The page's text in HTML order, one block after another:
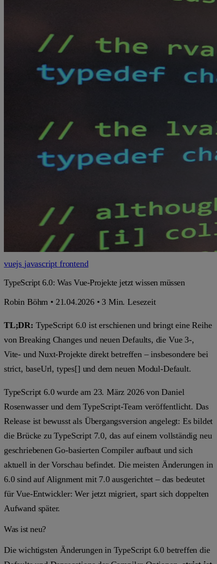
vuejs javascript frontend
TypeScript 6.0: Was Vue-Projekte jetzt wissen müssen
Robin Böhm • 21.04.2026 • 3 Min. Lesezeit
TL;DR: TypeScript 6.0 ist erschienen und bringt eine Reihe
von Breaking Changes und neuen Defaults, die Vue 3-,
Vite- und Nuxt-Projekte direkt betreffen – insbesondere bei
strict, baseUrl, types[] und dem neuen Modul-Default.
TypeScript 6.0 wurde am 23. März 2026 von Daniel
Rosenwasser und dem TypeScript-Team veröffentlicht. Das
Release ist bewusst als Übergangsversion angelegt: Es bildet
die Brücke zu TypeScript 7.0, das auf einem vollständig neu
geschriebenen Go-basierten Compiler aufbaut und sich
aktuell in der Vorschau befindet. Die meisten Änderungen in
6.0 sind auf Alignment mit 7.0 ausgerichtet – das bedeutet
für Vue-Entwickler: Wer jetzt migriert, spart sich doppelten
Aufwand später.
Was ist neu?
Die wichtigsten Änderungen in TypeScript 6.0 betreffen die